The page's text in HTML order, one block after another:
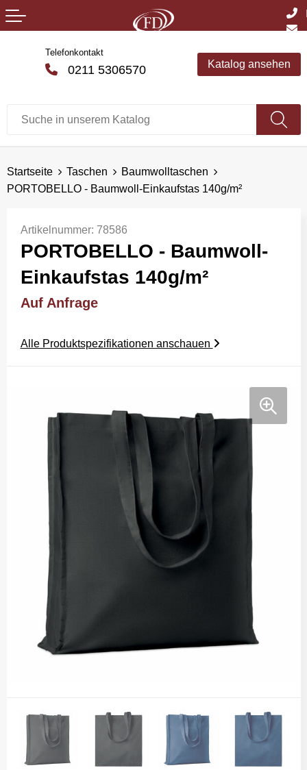
Telefonkontakt
0211 5306570 Katalog ansehen
Startseite Taschen
Baumwolltaschen
PORTOBELLO - Baumwoll-Einkaufstas 140g/m²
Artikelnummer: 78586
PORTOBELLO - Baumwoll-
Einkaufstas 140g/m²
Auf Anfrage
Alle Produktspezifikationen anschauen